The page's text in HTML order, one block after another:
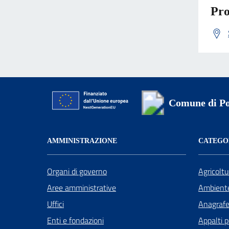
Comune di
AMMINISTRAZIONE
Organi di governo
Aree amministrative
Uffici
Enti e fondazioni
Appalti